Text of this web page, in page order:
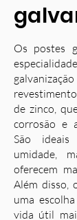
Os postes
de zinco,
corrosão e
São ideais
umidade,
oferecem
Além disso,
uma
vida útil